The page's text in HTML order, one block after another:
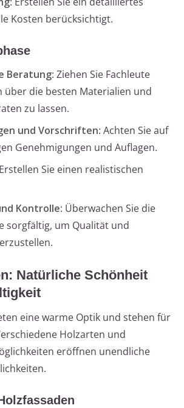
Kosten berücksichtigt.
Beratung: Ziehen Sie Fachleute
über die besten Materialien und
zu lassen.
und Vorschriften: Achten Sie auf
Genehmigungen und Auflagen.
Sie einen realistischen
Kontrolle: Überwachen Sie die
sorgfältig, um Qualität und
Natürliche Schönheit
eine warme Optik und stehen für
Holzarten und
eröffnen unendliche